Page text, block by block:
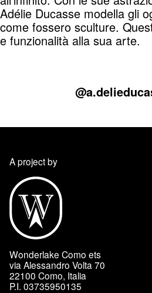
Adélie Ducasse modella gli
come fossero sculture.
e funzionalità alla sua arte.
A project by
Wonderlake Como ets
via Alessandro Volta 70
22100 Como, Italia
P.I. 03735950135